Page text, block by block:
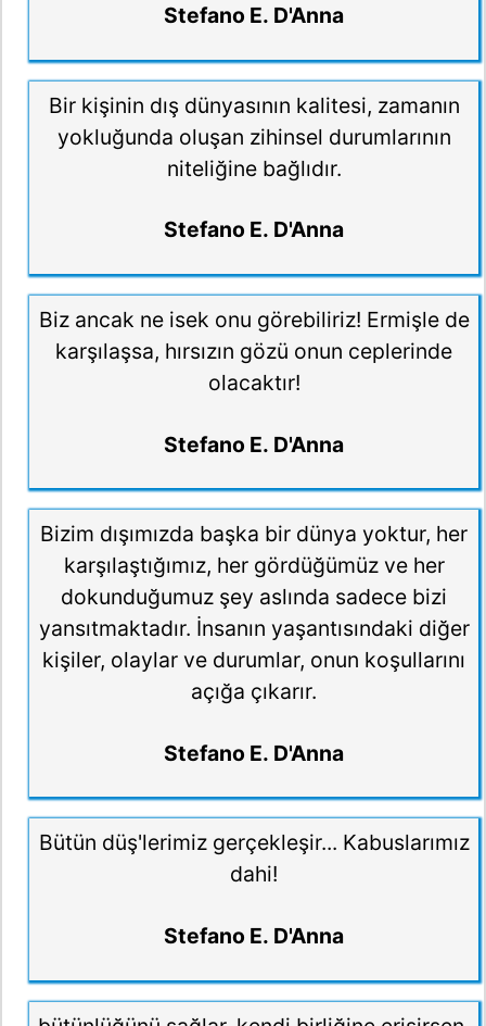
Stefano E. D'Anna
Bir kişinin dış dünyasının kalitesi, zamanın
yokluğunda oluşan zihinsel durumlarının
niteliğine bağlıdır.
Stefano E. D'Anna
Biz ancak ne isek onu görebiliriz! Ermişle de
karşılaşsa, hırsızın gözü onun ceplerinde
olacaktır!
Stefano E. D'Anna
Bizim dışımızda başka bir dünya yoktur, her
karşılaştığımız, her gördüğümüz ve her
dokunduğumuz şey aslında sadece bizi
yansıtmaktadır. İnsanın yaşantısındaki diğer
kişiler, olaylar ve durumlar, onun koşullarını
açığa çıkarır.
Stefano E. D'Anna
Bütün düş'lerimiz gerçekleşir... Kabuslarımız
dahi!
Stefano E. D'Anna